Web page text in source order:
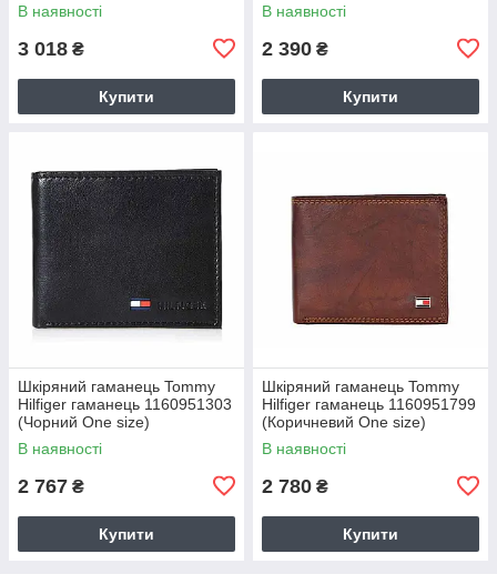
В наявності
3 018 ₴
Купити
В наявності
2 390 ₴
Купити
Шкіряний гаманець Tommy
Hilfiger гаманець 1160951303
(Чорний One size)
В наявності
2 767 ₴
Купити
Шкіряний гаманець Tommy
Hilfiger гаманець 1160951799
(Коричневий One size)
В наявності
2 780 ₴
Купити